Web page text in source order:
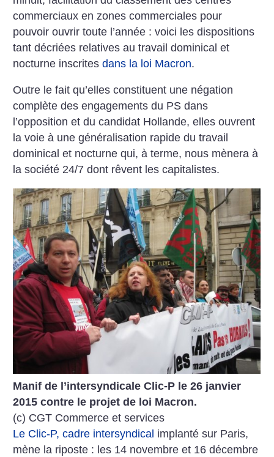
commerciaux en zones commerciales pour
pouvoir ouvrir toute l’année : voici les dispositions
tant décriées relatives au travail dominical et
nocturne inscritesdans la loi Macron.
Outre le fait qu’elles constituent une négation
complète des engagements du PS dans
l’opposition et du candidat Hollande, elles ouvrent
la voie à une généralisation rapide du travail
dominical et nocturne qui, à terme, nous mènera à
la société 24/7 dont rêvent les capitalistes.
Manif de l’intersyndicale Clic-P le 26 janvier
2015 contre le projet de loi Macron.
(c) CGT Commerce et services
Le Clic-P, cadre intersyndical implanté sur Paris,
mène la riposte : les 14 novembre et 16 décembre